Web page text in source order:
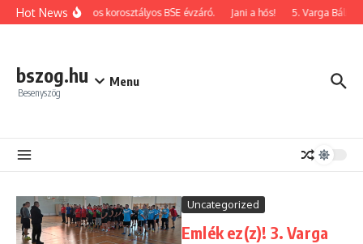
Ugrás a tartalomhoz
Hot News2026-os korosztályos BSE évzáró. Jani a hős! 5. Varga Bálint
bszog.hu
Besenyszög
Menu
Uncategorized
Emlék ez(z)! 3. Varga